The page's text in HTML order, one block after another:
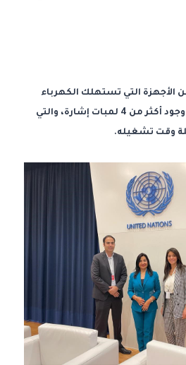
الأجهزة التي تستهلك الكهرباء
بشكل كبير، وذلك بسبب وجود أكثر من 4 لمبات إشارة، والتي
وقت تشغيله.